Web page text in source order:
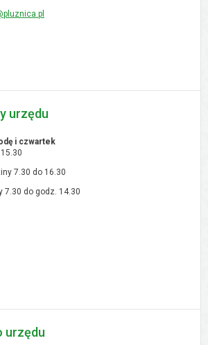
urzędu
i czwartek
7.30 do 16.30
7.30 do godz. 14.30
urzędu